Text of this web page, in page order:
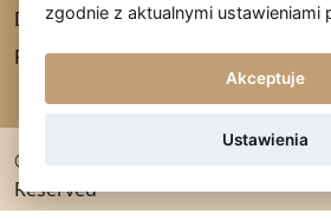
Deklaracja dostępności
RODO
© Copyright 2022
Reserved
zgodnie z aktualnymi ustawieniami
Akceptuje
Ustawienia